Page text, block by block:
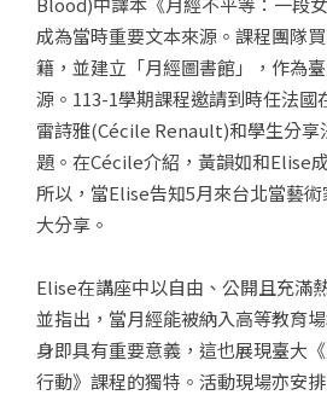
成為當時重要文本來源。課程團隊
籍，並建立「月經圖書館」，作為
源。113-1學期課程邀請到時任法國
雷詩雅(Cécile Renault)和學生分享
題。在Cécile介紹，黃韻如和Elise
所以，當Elise告知5月來台北當藝
大分享。
Elise在講座中以自由、公開且充滿
並指出，當月經能被納入高等教育
身即具有重要意義，這也展現臺大
行動》課程的獨特。活動現場亦安